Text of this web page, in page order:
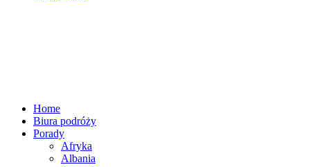
Home
Biura podróży
Porady
Afryka
Albania